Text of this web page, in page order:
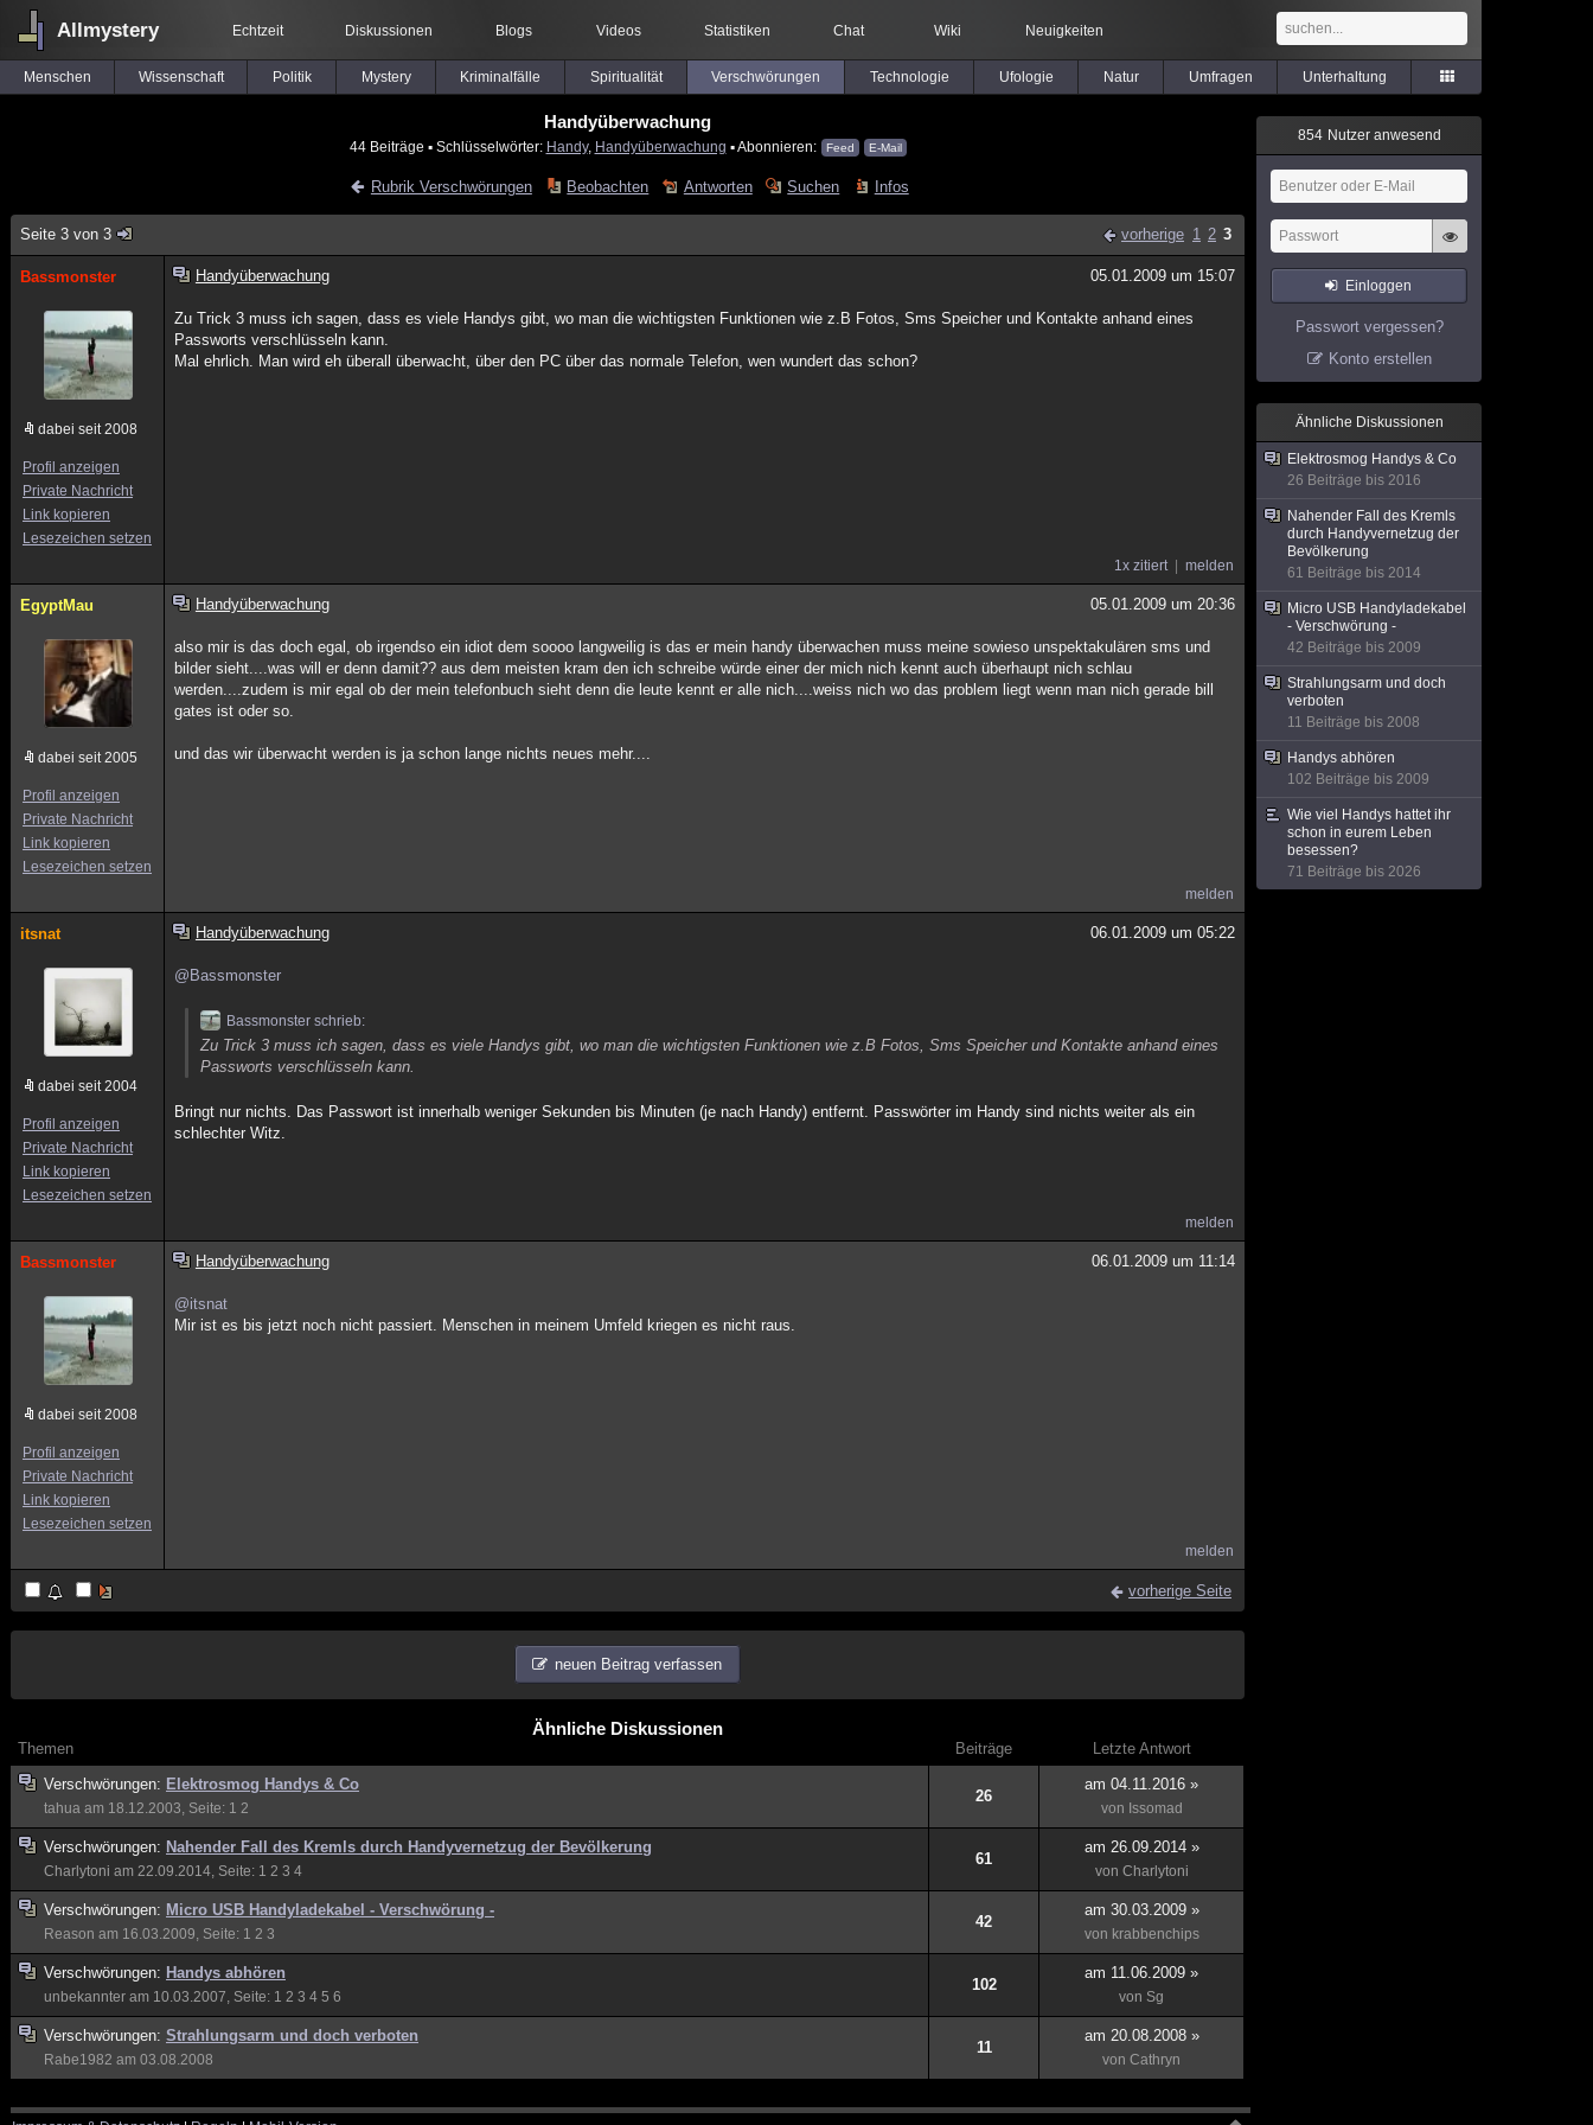
Allmystery Echtzeit Diskussionen Blogs Videos Statistiken Chat Wiki Neuigkeiten
Menschen Wissenschaft Politik Mystery Kriminalfälle Spiritualität Verschwörungen Technologie Ufologie Natur Umfragen Unterhaltung
Handyüberwachung
44 Beiträge ▪ Schlüsselwörter: Handy, Handyüberwachung ▪ Abonnieren: Feed E-Mail
Rubrik Verschwörungen Beobachten Antworten Suchen Infos
Seite 3 von 3 vorherige 1 2 3
Bassmonster
dabei seit 2008
Profil anzeigen
Private Nachricht
Link kopieren
Lesezeichen setzen
Handyüberwachung 05.01.2009 um 15:07
Zu Trick 3 muss ich sagen, dass es viele Handys gibt, wo man die wichtigsten Funktionen wie z.B Fotos, Sms Speicher und Kontakte anhand eines
Passworts verschlüsseln kann.
Mal ehrlich. Man wird eh überall überwacht, über den PC über das normale Telefon, wen wundert das schon?
1x zitiert melden
EgyptMau
dabei seit 2005
Profil anzeigen
Private Nachricht
Link kopieren
Lesezeichen setzen
Handyüberwachung 05.01.2009 um 20:36
also mir is das doch egal, ob irgendso ein idiot dem soooo langweilig is das er mein handy überwachen muss meine sowieso unspektakulären sms und
bilder sieht....was will er denn damit?? aus dem meisten kram den ich schreibe würde einer der mich nich kennt auch überhaupt nich schlau
werden....zudem is mir egal ob der mein telefonbuch sieht denn die leute kennt er alle nich....weiss nich wo das problem liegt wenn man nich gerade bill
gates ist oder so.
und das wir überwacht werden is ja schon lange nichts neues mehr....
melden
itsnat
dabei seit 2004
Profil anzeigen
Private Nachricht
Link kopieren
Lesezeichen setzen
Handyüberwachung 06.01.2009 um 05:22
@Bassmonster
Bassmonster schrieb:
Zu Trick 3 muss ich sagen, dass es viele Handys gibt, wo man die wichtigsten Funktionen wie z.B Fotos, Sms Speicher und Kontakte anhand eines
Passworts verschlüsseln kann.
Bringt nur nichts. Das Passwort ist innerhalb weniger Sekunden bis Minuten (je nach Handy) entfernt. Passwörter im Handy sind nichts weiter als ein
schlechter Witz.
melden
Bassmonster
dabei seit 2008
Profil anzeigen
Private Nachricht
Link kopieren
Lesezeichen setzen
Handyüberwachung 06.01.2009 um 11:14
@itsnat
Mir ist es bis jetzt noch nicht passiert. Menschen in meinem Umfeld kriegen es nicht raus.
melden
vorherige Seite
neuen Beitrag verfassen
Ähnliche Diskussionen
Themen Beiträge
Letzte Antwort
Verschwörungen: Elektrosmog Handys & Co
tahua am 18.12.2003, Seite: 1 2
26
am 04.11.2016 »
von Issomad
Verschwörungen: Nahender Fall des Kremls durch Handyvernetzug der Bevölkerung
Charlytoni am 22.09.2014, Seite: 1 2 3 4
61
am 26.09.2014 »
von Charlytoni
Verschwörungen: Micro USB Handyladekabel - Verschwörung -
Reason am 16.03.2009, Seite: 1 2 3
42
am 30.03.2009 »
von krabbenchips
Verschwörungen: Handys abhören
unbekannter am 10.03.2007, Seite: 1 2 3 4 5 6
102
am 11.06.2009 »
von Sg
Verschwörungen: Strahlungsarm und doch verboten
Rabe1982 am 03.08.2008
11
am 20.08.2008 »
von Cathryn
854 Nutzer anwesend
Einloggen
Passwort vergessen?
Konto erstellen
Ähnliche Diskussionen
Elektrosmog Handys & Co
26 Beiträge bis 2016
Nahender Fall des Kremls
durch Handyvernetzug der
Bevölkerung
61 Beiträge bis 2014
Micro USB Handyladekabel
- Verschwörung -
42 Beiträge bis 2009
Strahlungsarm und doch
verboten
11 Beiträge bis 2008
Handys abhören
102 Beiträge bis 2009
Wie viel Handys hattet ihr
schon in eurem Leben
besessen?
71 Beiträge bis 2026